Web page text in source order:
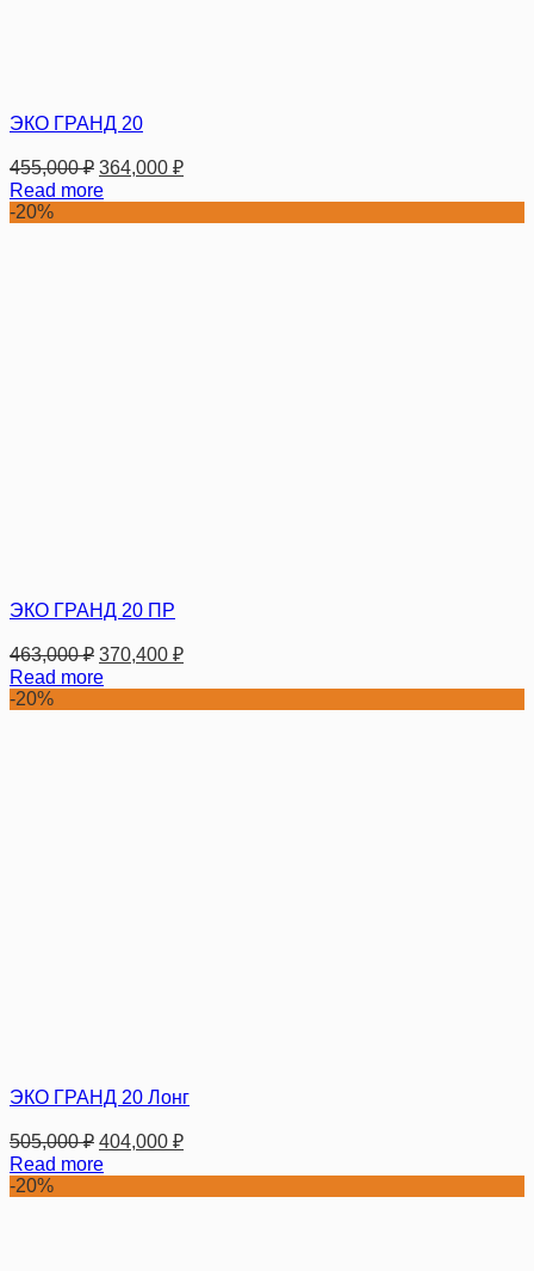
ЭКО ГРАНД 20
455,000₽ 364,000 ₽
Read more
-20%
ЭКО ГРАНД 20 ПР
463,000₽ 370,400 ₽
Read more
-20%
ЭКО ГРАНД 20 Лонг
505,000₽ 404,000 ₽
Read more
-20%